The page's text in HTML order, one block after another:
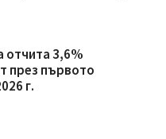
отчита 3,6%
през първото
г.